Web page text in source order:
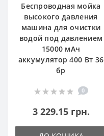
Беспроводная мойка
высокого давления
машина для очистки
водой под давлением
15000 мАч
аккумулятор 400 Вт 36
бр
0
3 229.15 грн.